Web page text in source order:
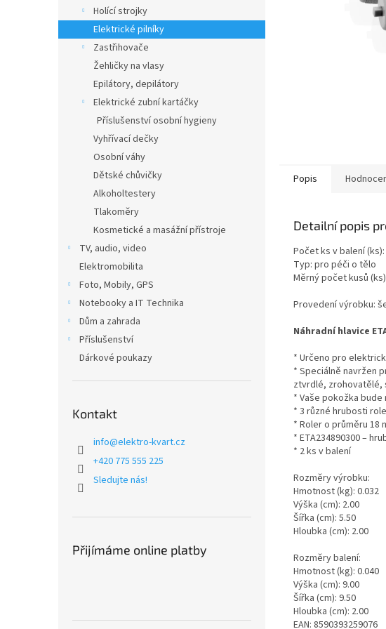
e
l
Holící strojky
Elektrické pilníky
Zastřihovače
Žehličky na vlasy
Epilátory, depilátory
Elektrické zubní kartáčky
Příslušenství osobní hygieny
Vyhřívací dečky
Osobní váhy
Dětské chůvičky
Alkoholtestery
Tlakoměry
Kosmetické a masážní přístroje
TV, audio, video
Elektromobilita
Foto, Mobily, GPS
Notebooky a IT Technika
Dům a zahrada
Příslušenství
Dárkové poukazy
Kontakt
info@elektro-kvart.cz
+420 775 555 225
Sledujte nás!
Přijímáme online platby
Popis
Detailní popis
Počet ks v balení
Typ: pro péči o tělo
Měrný počet kusů
Provedení výrobku:
Náhradní hlavice
* Určeno pro
* Speciálně navržen
ztvrdlé, zrohovatělé,
* Vaše pokožka
* 3 různé hrubosti
* Roler o průměru 18
* ETA234890300 –
* 2 ks v balení
Rozměry výrobku:
Hmotnost (kg): 0.032
Výška (cm): 2.00
Šířka (cm): 5.50
Hloubka (cm): 2.00
Rozměry balení:
Hmotnost (kg): 0.040
Výška (cm): 9.00
Šířka (cm): 9.50
Hloubka (cm): 2.00
EAN: 8590393259076